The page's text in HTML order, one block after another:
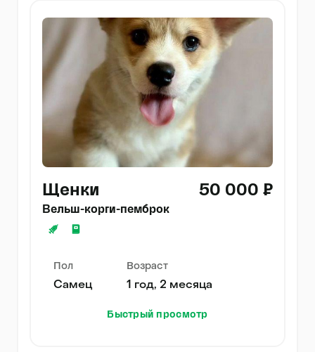
Щенки 50 000 ₽
Вельш-корги-пемброк
Пол
Самец
Возраст
1 год, 2 месяца
Быстрый просмотр